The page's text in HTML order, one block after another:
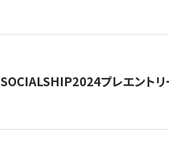
SOCIALSHIP2024プレエントリ